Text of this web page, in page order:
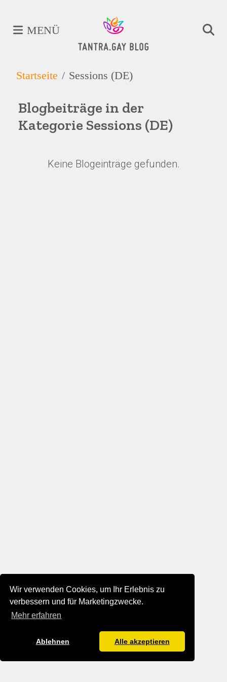
Wir verwenden Cookies, um Ihr Erlebnis zu
verbessern und für Marketingzwecke.
Mehr erfahren
Ablehnen Alle akzeptieren
MENÜ
Startseite Sessions (DE)
Blogbeiträge in der
Kategorie Sessions (DE)
Keine Blogeinträge gefunden.